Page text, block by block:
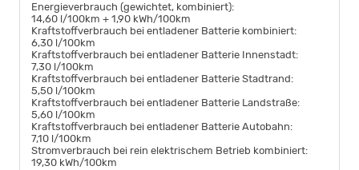
Energieverbrauch (gewichtet, kombiniert):
14,60 l/100km + 1,90 kWh/100km
Kraftstoffverbrauch bei entladener Batterie kombiniert:
6,30 l/100km
Kraftstoffverbrauch bei entladener Batterie Innenstadt:
7,30 l/100km
Kraftstoffverbrauch bei entladener Batterie Stadtrand:
5,50 l/100km
Kraftstoffverbrauch bei entladener Batterie Landstraße:
5,60 l/100km
Kraftstoffverbrauch bei entladener Batterie Autobahn:
7,10 l/100km
Stromverbrauch bei rein elektrischem Betrieb kombiniert:
19,30 kWh/100km